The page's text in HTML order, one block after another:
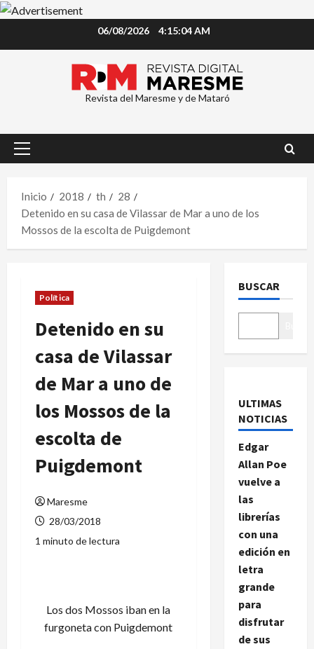
06/08/2026 4:15:04 AM
Revista del Maresme y de Mataró
Menú
Inicio
2018 th
28
Detenido en su casa de Vilassar de Mar a uno de los
Mossos de la escolta de Puigdemont
Política
Detenido en su
casa de Vilassar
de Mar a uno de
los Mossos de la
escolta de
Puigdemont
Maresme
28/03/2018
1 minuto de lectura
Los dos Mossos iban en la
furgoneta con Puigdemont
BUSCAR
ULTIMAS
NOTICIAS
Edgar
Allan Poe
vuelve a
las
librerías
con una
edición en
letra
grande
para
disfrutar
de sus